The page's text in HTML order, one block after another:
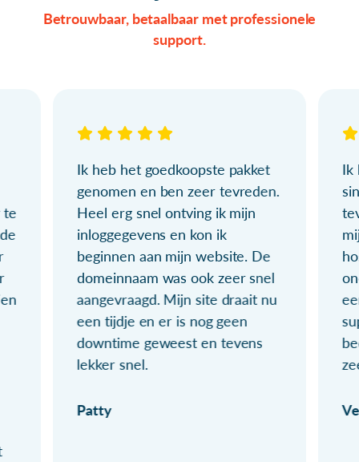
Betrouwbaar, betaalbaar met professionele
support.
te
Ik heb het goedkoopste pakket
genomen en ben zeer tevreden.
Heel erg snel ontving ik mijn
inloggegevens en kon ik
beginnen aan mijn website. De
domeinnaam was ook zeer snel
aangevraagd. Mijn site draait nu
een tijdje en er is nog geen
downtime geweest en tevens
lekker snel.
Patty
Ik